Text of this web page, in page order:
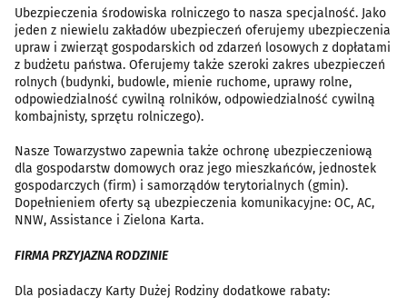
Ubezpieczenia środowiska rolniczego to nasza specjalność. Jako
jeden z niewielu zakładów ubezpieczeń oferujemy ubezpieczenia
upraw i zwierząt gospodarskich od zdarzeń losowych z dopłatami
z budżetu państwa. Oferujemy także szeroki zakres ubezpieczeń
rolnych (budynki, budowle, mienie ruchome, uprawy rolne,
odpowiedzialność cywilną rolników, odpowiedzialność cywilną
kombajnisty, sprzętu rolniczego).
Nasze Towarzystwo zapewnia także ochronę ubezpieczeniową
dla gospodarstw domowych oraz jego mieszkańców, jednostek
gospodarczych (firm) i samorządów terytorialnych (gmin).
Dopełnieniem oferty są ubezpieczenia komunikacyjne: OC, AC,
NNW, Assistance i Zielona Karta.
FIRMA PRZYJAZNA RODZINIE
Dla posiadaczy Karty Dużej Rodziny dodatkowe rabaty: